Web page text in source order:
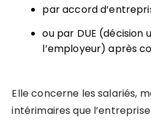
par accord
ou par DUE (décision
l’employeur) après
Elle concerne les salariés,
intérimaires que